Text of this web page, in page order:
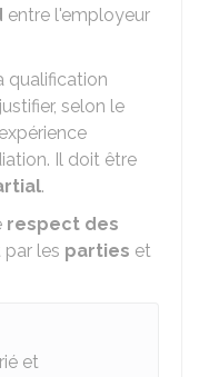
entre l'employeur
qualification
selon le
Il doit être
.
respect des
les parties et
et